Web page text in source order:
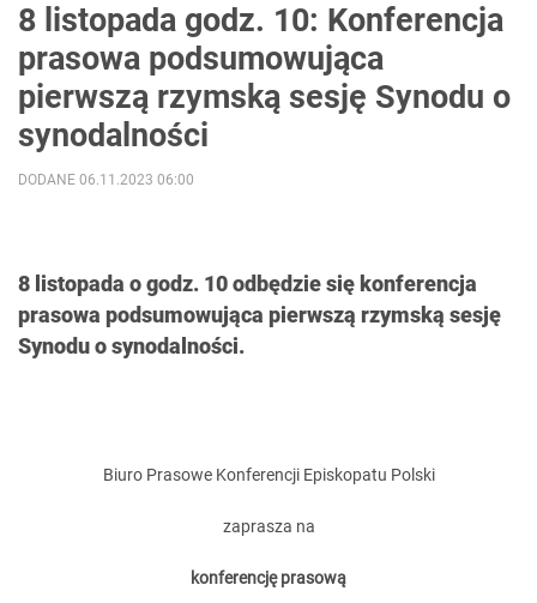
8 listopada godz. 10: Konferencja
prasowa podsumowująca
pierwszą rzymską sesję Synodu o
synodalności
8 listopada o godz. 10 odbędzie się konferencja
prasowa podsumowująca pierwszą rzymską sesję
Synodu o synodalności.
DODANE 06.11.2023 06:00
Biuro Prasowe Konferencji Episkopatu Polski
zaprasza na
konferencję prasową